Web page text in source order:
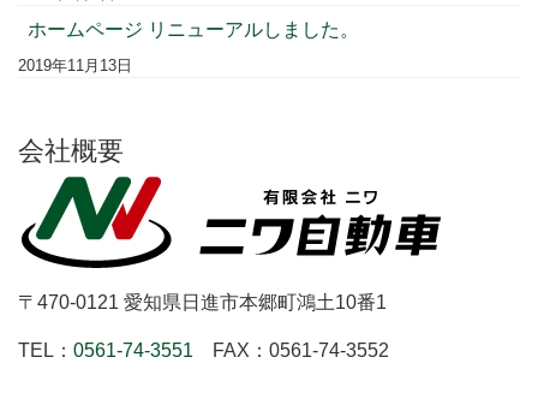
ホームページ リニューアルしました。
2019年11月13日
会社概要
〒470-0121 愛知県日進市本郷町鴻土10番1
TEL： 0561-74-3551 FAX：0561-74-3552